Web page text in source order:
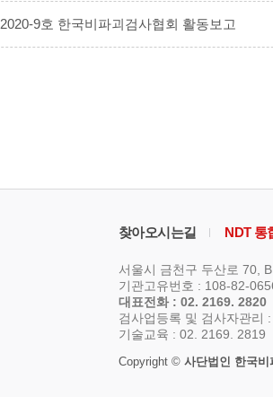
2020-9호 한국비파괴검사협회 활동보고
찾아오시는길 NDT 통
서울시 금천구 두산로 70,
기관고유번호 : 108-82-
대표전화 : 02. 2169. 2820
검사업등록 및 검사자관리
기술교육 : 02. 2169. 2819
Copyright © 사단법인 한국